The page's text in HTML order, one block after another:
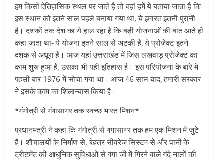
हम किसी ऐतिहासिक स्थल पर जाते हैं तो वहां हमें ये बताया जाता है कि
इस स्थान को इतने साल पहले बनाया गया था, ये इमारत इतनी पुरानी
है। दशकों तक देश का ये हाल रहा है कि बड़ी योजनाओं की बात आते ही
कहा जाता था- ये योजना इतने साल से अटकी है, ये प्रोजेक्ट इतने
दशक से अधूरा है। आज यहां उत्तराखंड में जिस लखवाड़ प्रोजेक्ट का
काम शुरू हुआ है, उसका भी यही इतिहास है। इस परियोजना के बारे में
पहली बार 1976 में सोचा गया था। आज 46 साल बाद, हमारी सरकार
ने इसके काम का शिलान्यास किया है।
*गंगोत्री से गंगासागर तक स्वच्छ भारत मिशन*
प्रधानमंत्री ने कहा कि गंगोत्री से गंगासागर तक हम एक मिशन में जुटे
हैं। शौचालयों के निर्माण से, बेहतर सीवरेज सिस्टम से और पानी के
ट्रीटमेंट की आधुनिक सुविधाओं से गंगा जी में गिरने वाले गंदे नालों की